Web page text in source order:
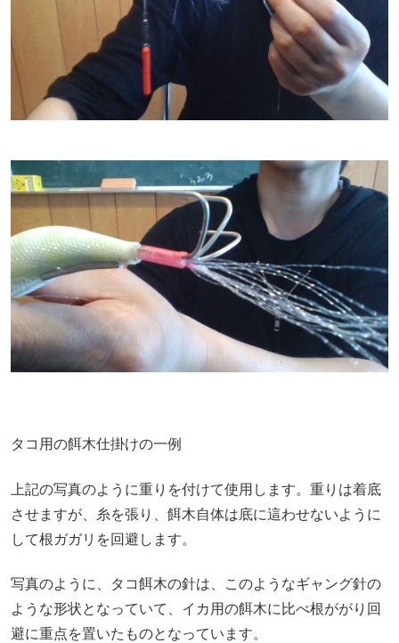
タコ用の餌木仕掛けの一例
上記の写真のように重りを付けて使用します。重りは着底
させますが、糸を張り、餌木自体は底に這わせないように
して根ガガリを回避します。
写真のように、タコ餌木の針は、このようなギャング針の
ような形状となっていて、イカ用の餌木に比べ根ががり回
避に重点を置いたものとなっています。